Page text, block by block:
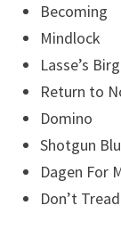
Becoming
Mindlock
Lasse’s
Return to
Domino
Shotgun
Dagen For
Don’t